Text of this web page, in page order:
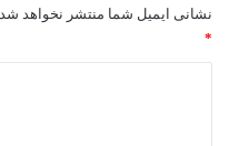
نشانی ایمیل شما منتشر نخواهد شد.
*